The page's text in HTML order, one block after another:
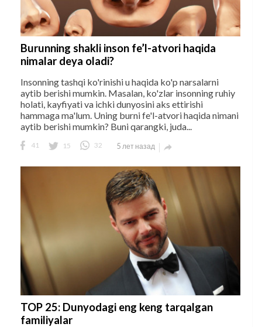
Burunning shakli inson fe’l-atvori haqida
nimalar deya oladi?
Insonning tashqi ko'rinishi u haqida ko'p narsalarni
aytib berishi mumkin. Masalan, ko'zlar insonning ruhiy
holati, kayfiyati va ichki dunyosini aks ettirishi
hammaga ma'lum. Uning burni fe'l-atvori haqida nimani
aytib berishi mumkin? Buni qarangki, juda...
41 15 32 5 лет назад 
TOP 25: Dunyodagi eng keng tarqalgan
familiyalar